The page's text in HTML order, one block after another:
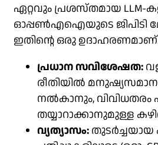
ഏറ്റവും പ്രശസ്തമായ LLM-
ഓപ്പൺഎഐയുടെ ജിപിടി
ഇതിൻ്റെ ഒരു
പ്രധാന സവിശേഷത:
രീതിയിൽ
നൽകാനും,
തയ്യാറാക്കാനുമുള്ള
വ്യത്യാസം: